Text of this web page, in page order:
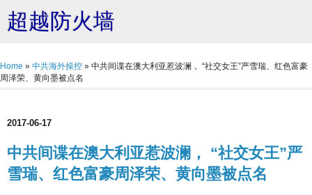
超越防火墙
Home » 中共海外操控 » 中共间谍在澳大利亚惹波澜， “社交女王”严雪瑞、红色富豪
周泽荣、黄向墨被点名
2017-06-17
中共间谍在澳大利亚惹波澜， “社交女王”严
雪瑞、红色富豪周泽荣、黄向墨被点名